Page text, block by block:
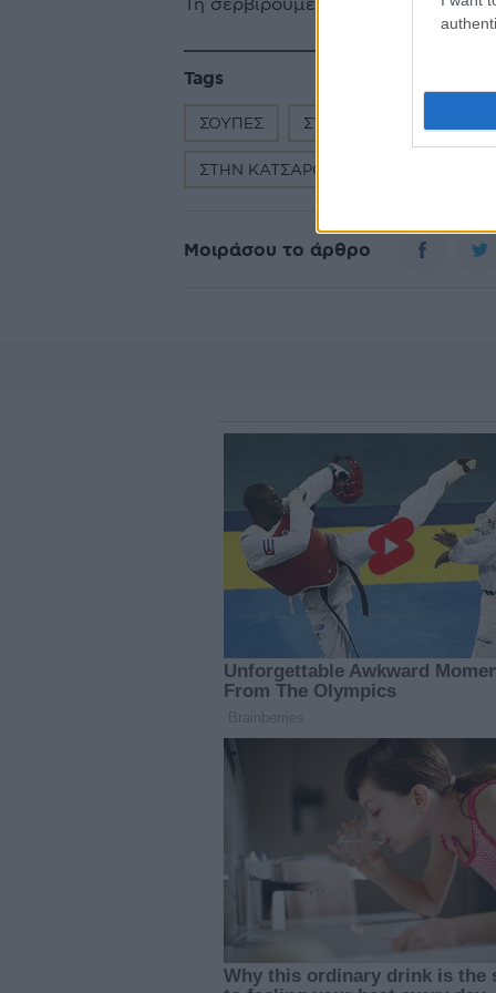
Tags
ΣΟΥΠΕΣ ΣΥΝΤΑΓΗ
ΣΤΗΝ ΚΑΤΣΑΡΟΛΑ
Μοιράσου το άρθρο